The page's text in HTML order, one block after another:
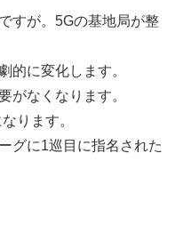
すが。5Gの基地局が整
的に変化します。
がなくなります。
ります。
グに1巡目に指名された